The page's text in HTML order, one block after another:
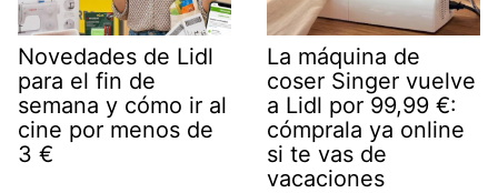
Novedades de Lidl
para el fin de
semana y cómo ir al
cine por menos de
3 €
La máquina de
coser Singer vuelve
a Lidl por 99,99 €:
cómprala ya online
si te vas de
vacaciones